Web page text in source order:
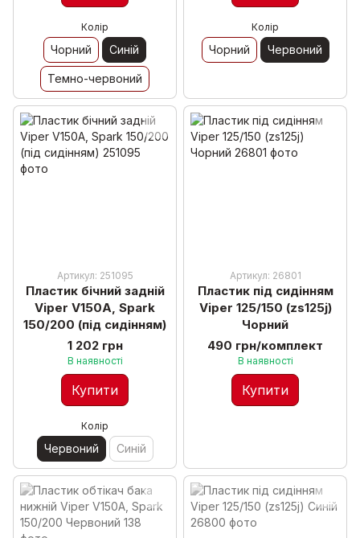
Колір
Чорний Синій
Темно-червоний
Колір
Чорний Червоний
Артикул: 251095
Пластик бічний задній
Viper V150A, Spark
150/200 (під сидінням)
1 202 грн
В наявності
Купити
Колір
Червоний Синій
Артикул: 26801
Пластик під сидінням
Viper 125/150 (zs125j)
Чорний
490 грн/комплект
В наявності
Купити